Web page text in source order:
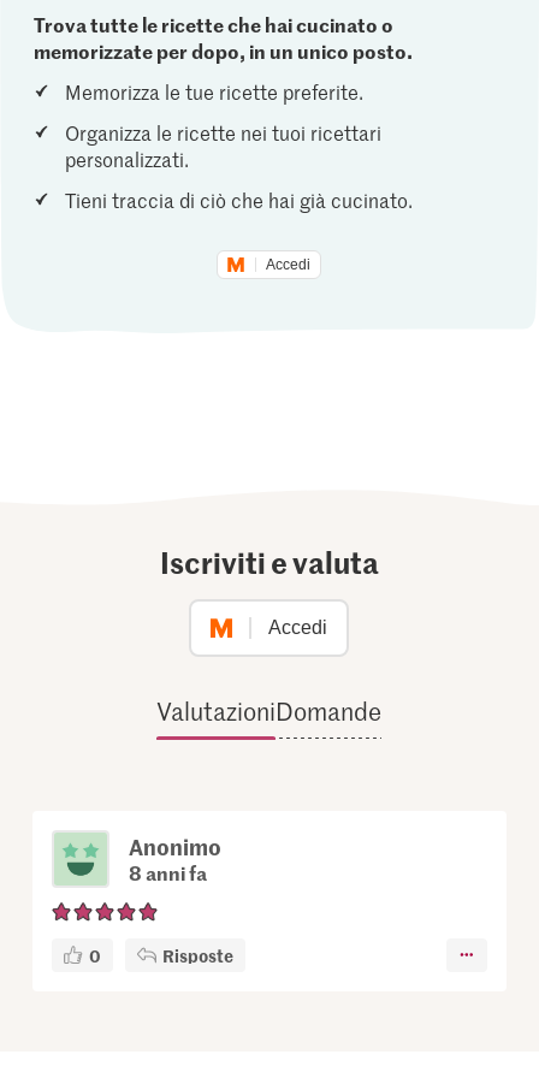
Trova tutte le ricette che hai cucinato o
memorizzate per dopo, in un unico posto.
Memorizza le tue ricette preferite.
Organizza le ricette nei tuoi ricettari
personalizzati.
Tieni traccia di ciò che hai già cucinato.
Accedi
Iscriviti e valuta
Accedi
ValutazioniDomande
Anonimo
8 anni fa
0 Risposte